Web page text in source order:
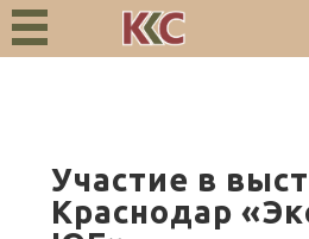
Участие в
Краснодар